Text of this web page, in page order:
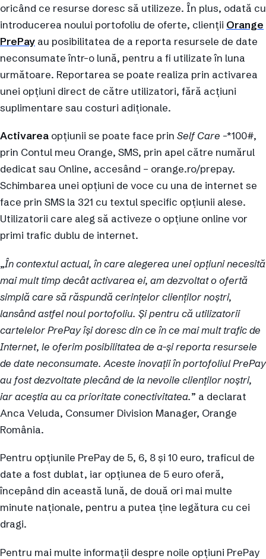
oricând ce resurse doresc să utilizeze. În plus, odată cu
introducerea noului portofoliu de oferte, clienții Orange
PrePay au posibilitatea de a reporta resursele de date
neconsumate într-o lună, pentru a fi utilizate în luna
următoare. Reportarea se poate realiza prin activarea
unei opțiuni direct de către utilizatori, fără acțiuni
suplimentare sau costuri adiționale.
Activarea opțiunii se poate face prin Self Care -*100#,
prin Contul meu Orange, SMS, prin apel către numărul
dedicat sau Online, accesând – orange.ro/prepay.
Schimbarea unei opțiuni de voce cu una de internet se
face prin SMS la 321 cu textul specific opțiunii alese.
Utilizatorii care aleg să activeze o opțiune online vor
primi trafic dublu de internet.
„În contextul actual, în care alegerea unei opțiuni necesită
mai mult timp decât activarea ei, am dezvoltat o ofertă
simplă care să răspundă cerințelor clienților noștri,
lansând astfel noul portofoliu. Și pentru că utilizatorii
cartelelor PrePay își doresc din ce în ce mai mult trafic de
Internet, le oferim posibilitatea de a-și reporta resursele
de date neconsumate. Aceste inovații în portofoliul PrePay
au fost dezvoltate plecând de la nevoile clienților noștri,
iar aceștia au ca prioritate conectivitatea.” a declarat
Anca Veluda, Consumer Division Manager, Orange
România.
Pentru opțiunile PrePay de 5, 6, 8 și 10 euro, traficul de
date a fost dublat, iar opțiunea de 5 euro oferă,
începând din această lună, de două ori mai multe
minute naționale, pentru a putea ține legătura cu cei
dragi.
Pentru mai multe informații despre noile opțiuni PrePay